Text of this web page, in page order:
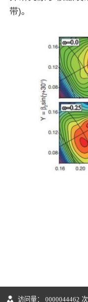
带)。
访问量： 0000044462 次